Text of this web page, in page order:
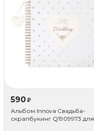
590 ₽
Альбом Innova Свадьба-
скрапбукинг Q1909973 для